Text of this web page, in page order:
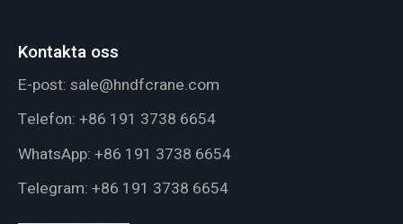
Kontakta oss
E-post: sale@hndfcrane.com
Telefon: +86 191 3738 6654
WhatsApp: +86 191 3738 6654
Telegram: +86 191 3738 6654